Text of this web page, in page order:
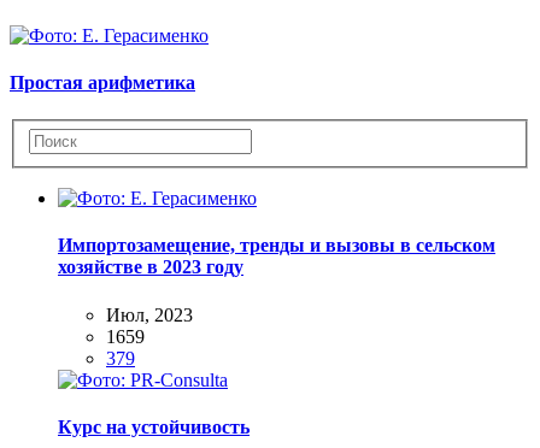
Простая арифметика
Импортозамещение, тренды и вызовы в сельском
хозяйстве в 2023 году
Июл, 2023
1659
379
Курс на устойчивость